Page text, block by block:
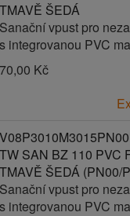
TMAVĚ ŠEDÁ
Sanační vpust pro
s integrovanou PVC
Kč
TW SAN BZ 110 PVC
TMAVĚ ŠEDÁ (PN00/
Sanační vpust pro
s integrovanou PVC